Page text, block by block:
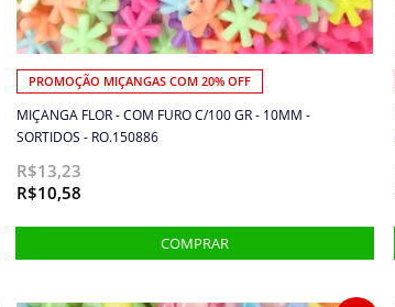
PROMOÇÃO MIÇANGAS COM 20% OFF
MIÇANGA FLOR - COM FURO C/100 GR - 10MM -
SORTIDOS - RO.150886
R$13,23
R$10,58